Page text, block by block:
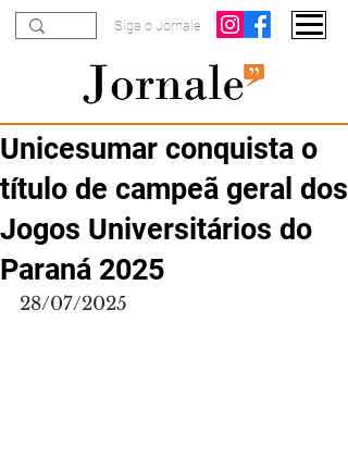
Siga o Jornale
Unicesumar conquista o
título de campeã geral dos
Jogos Universitários do
Paraná 2025
28/07/2025